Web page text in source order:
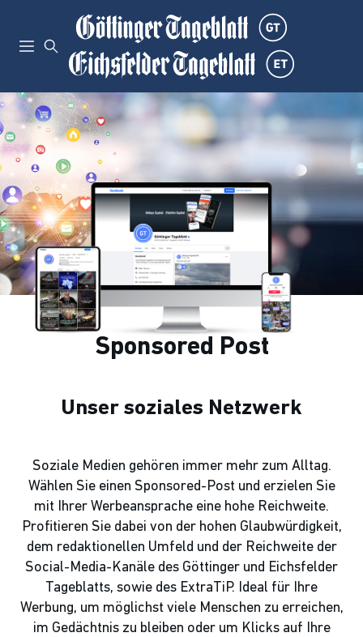
Sponsored Post
Unser soziales Netzwerk
Soziale Medien gehören immer mehr zum Alltag.
Wählen Sie einen Sponsored-Post und erzielen Sie
mit Ihrer Werbeansprache eine hohe Reichweite.
Profitieren Sie dabei von der hohen Glaubwürdigkeit,
dem redaktionellen Umfeld und der Reichweite der
Social-Media-Kanäle des Göttinger und Eichsfelder
Tageblatts, sowie des ExtraTiP. Ideal für Ihre
Werbung, um möglichst viele Menschen zu erreichen,
im Gedächtnis zu bleiben oder um Klicks auf Ihre